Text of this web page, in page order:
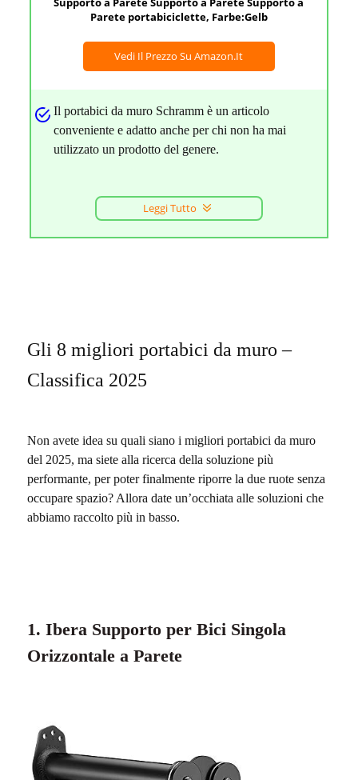
Parete portabiciclette, Farbe:Gelb
Vedi Il Prezzo Su Amazon.it
Il portabici da muro Schramm è un articolo
conveniente e adatto anche per chi non ha mai
utilizzato un prodotto del genere.
Leggi Tutto
Gli 8 migliori portabici da muro –
Classifica 2025
Non avete idea su quali siano i migliori portabici da muro
del 2025, ma siete alla ricerca della soluzione più
performante, per poter finalmente riporre la due ruote senza
occupare spazio? Allora date un’occhiata alle soluzioni che
abbiamo raccolto più in basso.
1. Ibera Supporto per Bici Singola
Orizzontale a Parete